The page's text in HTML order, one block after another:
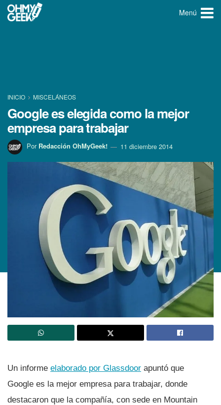
Menú
INICIO MISCELÁNEOS
Google es elegida como la mejor
empresa para trabajar
Por Redacción OhMyGeek! 11 diciembre 2014
Un informe elaborado por Glassdoor apuntó que
Google es la mejor empresa para trabajar, donde
destacaron que la compañí­a, con sede en Mountain